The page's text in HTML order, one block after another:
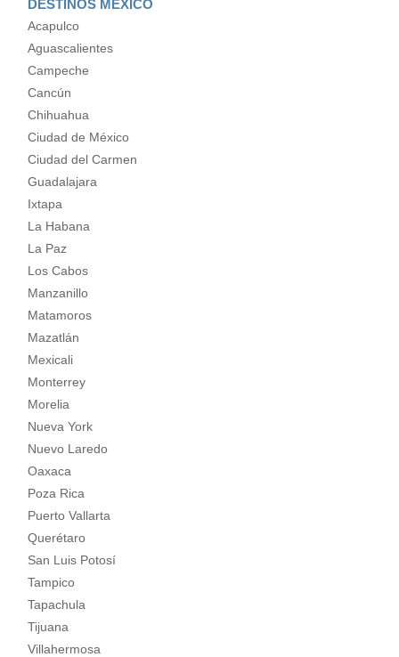
DESTINOS MÉXICO
Acapulco
Aguascalientes
Campeche
Cancún
Chihuahua
Ciudad de México
Ciudad del Carmen
Guadalajara
Ixtapa
La Habana
La Paz
Los Cabos
Manzanillo
Matamoros
Mazatlán
Mexicali
Monterrey
Morelia
Nueva York
Nuevo Laredo
Oaxaca
Poza Rica
Puerto Vallarta
Querétaro
San Luis Potosí
Tampico
Tapachula
Tijuana
Villahermosa